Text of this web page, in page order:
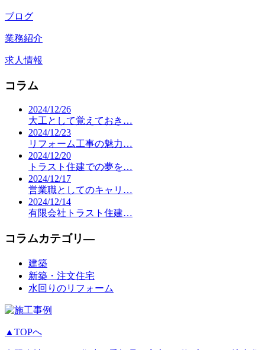
ブログ
業務紹介
求人情報
コラム
2024/12/26
大工として覚えておき…
2024/12/23
リフォーム工事の魅力…
2024/12/20
トラスト住建での夢を…
2024/12/17
営業職としてのキャリ…
2024/12/14
有限会社トラスト住建…
コラムカテゴリ―
建築
新築・注文住宅
水回りのリフォーム
▲TOPへ